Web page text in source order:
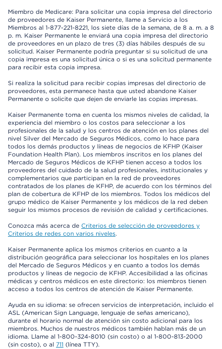
Miembro de Medicare: Para solicitar una copia impresa del directorio
de proveedores de Kaiser Permanente, llame a Servicio a los
Miembros al 1-877-221-8221, los siete días de la semana, de 8 a. m. a 8
p. m. Kaiser Permanente le enviará una copia impresa del directorio
de proveedores en un plazo de tres (3) días hábiles después de su
solicitud. Kaiser Permanente podría preguntar si su solicitud de una
copia impresa es una solicitud única o si es una solicitud permanente
para recibir esta copia impresa.
Si realiza la solicitud para recibir copias impresas del directorio de
proveedores, esta permanece hasta que usted abandone Kaiser
Permanente o solicite que dejen de enviarle las copias impresas.
Kaiser Permanente toma en cuenta los mismos niveles de calidad, la
experiencia del miembro o los costos para seleccionar a los
profesionales de la salud y los centros de atención en los planes del
nivel Silver del Mercado de Seguros Médicos, como lo hace para
todos los demás productos y líneas de negocios de KFHP (Kaiser
Foundation Health Plan). Los miembros inscritos en los planes del
Mercado de Seguros Médicos de KFHP tienen acceso a todos los
proveedores del cuidado de la salud profesionales, institucionales y
complementarios que participan en la red de proveedores
contratados de los planes de KFHP, de acuerdo con los términos del
plan de cobertura de KFHP de los miembros. Todos los médicos del
grupo médico de Kaiser Permanente y los médicos de la red deben
seguir los mismos procesos de revisión de calidad y certificaciones.
Conozca más acerca de Criterios de selección de proveedores y
Criterios de redes con varios niveles.
Kaiser Permanente aplica los mismos criterios en cuanto a la
distribución geográfica para seleccionar los hospitales en los planes
del Mercado de Seguros Médicos y en cuanto a todos los demás
productos y líneas de negocio de KFHP. Accesibilidad a las oficinas
médicas y centros médicos en este directorio: los miembros tienen
acceso a todos los centros de atención de Kaiser Permanente.
Ayuda en su idioma: se ofrecen servicios de interpretación, incluido el
ASL (American Sign Language, lenguaje de señas americano),
durante el horario normal de atención sin costo adicional para los
miembros. Muchos de nuestros médicos también hablan más de un
idioma. Llame al 1-800-324-8010 (sin costo) o al 1-800-813-2000
(sin costo), o al 711 (línea TTY).